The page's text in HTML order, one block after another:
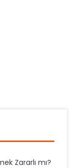
Zararlı mı?